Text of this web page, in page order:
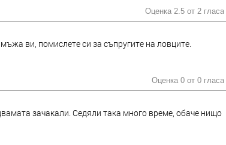
Оценка 2.5 от 2 гласа
ви, помислете си за съпругите на ловците.
Оценка 0 от 0 гласа
зачакали. Седяли така много време, обаче нищо